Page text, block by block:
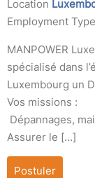
Location
Employment Type
MANPOWER
spécialisé dans
Luxembourg un
Vos missions :
Dépannages,
Assurer le […]
Postuler